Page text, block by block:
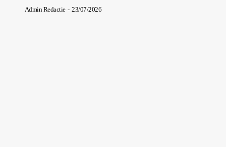
Admin Redactie - 23/07/2026